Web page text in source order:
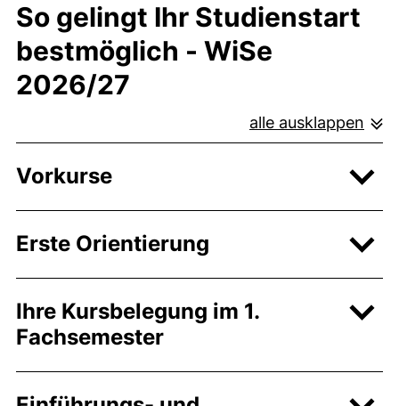
So gelingt Ihr Studienstart
bestmöglich - WiSe
2026/27
alle ausklappen
Vorkurse
Erste Orientierung
Ihre Kursbelegung im 1.
Fachsemester